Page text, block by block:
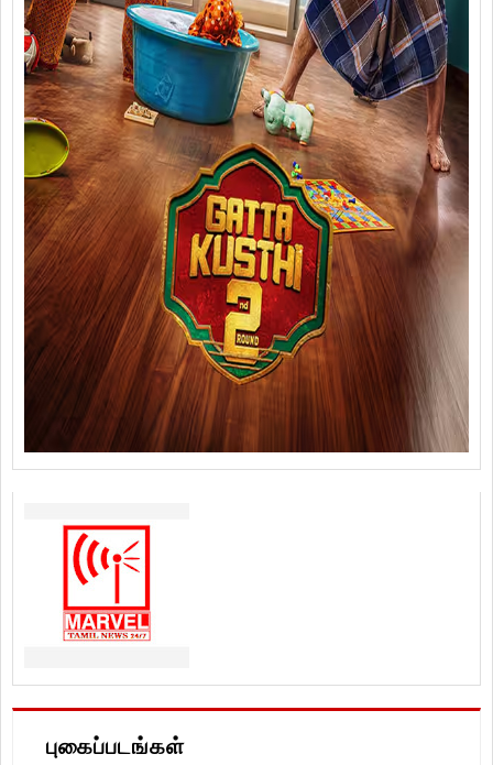
புகைப்படங்கள்